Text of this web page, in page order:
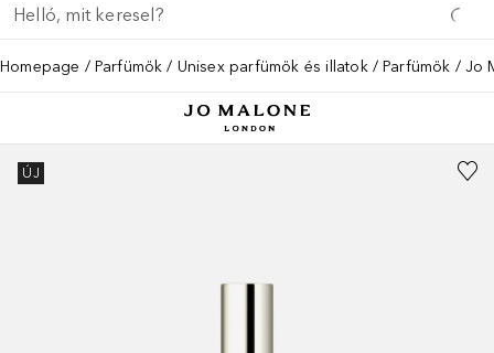
Homepage Parfümök Unisex parfümök és illatok Parfümök Jo
ÚJ